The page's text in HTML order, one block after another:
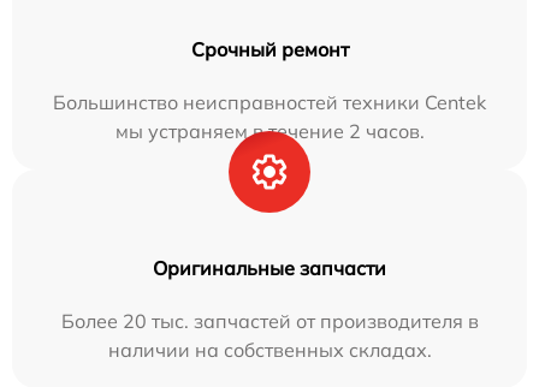
Срочный ремонт
Большинство неисправностей техники Centek
мы устраняем в течение 2 часов.
Оригинальные запчасти
Более 20 тыс. запчастей от производителя в
наличии на собственных складах.